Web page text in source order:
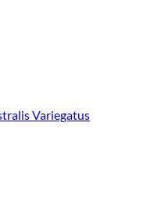
Variegatus